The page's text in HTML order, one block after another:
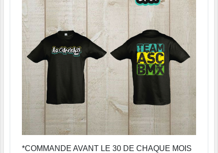
*COMMANDE AVANT LE 30 DE CHAQUE MOIS